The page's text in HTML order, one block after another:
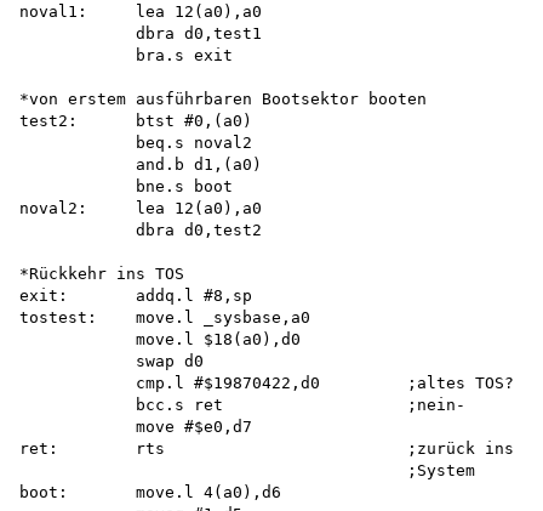
noval1:     lea 12(a0),a0
            dbra d0,test1
            bra.s exit
*von erstem ausführbaren Bootsektor booten
test2:      btst #0,(a0)
            beq.s noval2
            and.b d1,(a0)
            bne.s boot
noval2:     lea 12(a0),a0
            dbra d0,test2
*Rückkehr ins TOS
exit:       addq.l #8,sp
tostest:    move.l _sysbase,a0
            move.l $18(a0),d0
            swap d0
            cmp.l #$19870422,d0         ;altes TOS?
            bcc.s ret                   ;nein-
            move #$e0,d7
ret:        rts                         ;zurück ins
                                        ;System
boot:       move.l 4(a0),d6